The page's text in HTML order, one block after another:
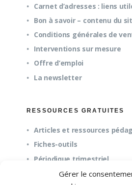
Gérer le
Carnet d’adresses : liens
Bon à savoir – contenu du
Conditions générales de
Interventions sur mesure
Offre d’emploi
La newsletter
RESSOURCES GRATUITES
Articles et ressources
Fiches-outils
Périodique trimestriel